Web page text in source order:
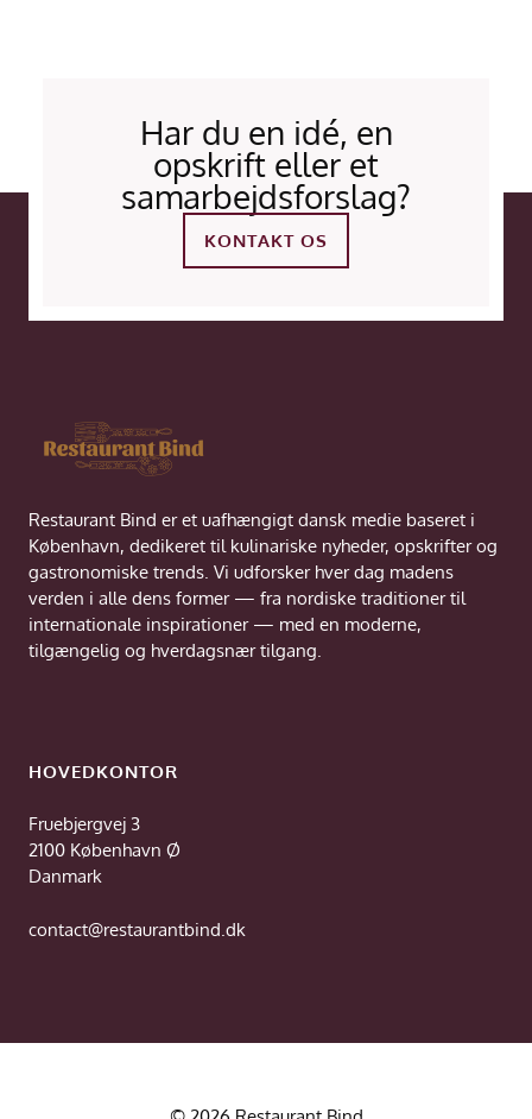
Har du en idé, en
opskrift eller et
samarbejdsforslag?
KONTAKT OS
Restaurant Bind er et uafhængigt dansk medie baseret i
København, dedikeret til kulinariske nyheder, opskrifter og
gastronomiske trends. Vi udforsker hver dag madens
verden i alle dens former — fra nordiske traditioner til
internationale inspirationer — med en moderne,
tilgængelig og hverdagsnær tilgang.
HOVEDKONTOR
Fruebjergvej 3
2100 København Ø
Danmark
contact@restaurantbind.dk